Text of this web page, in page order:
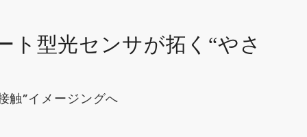
ト型光センサが拓く“やさ
触”イメージングへ